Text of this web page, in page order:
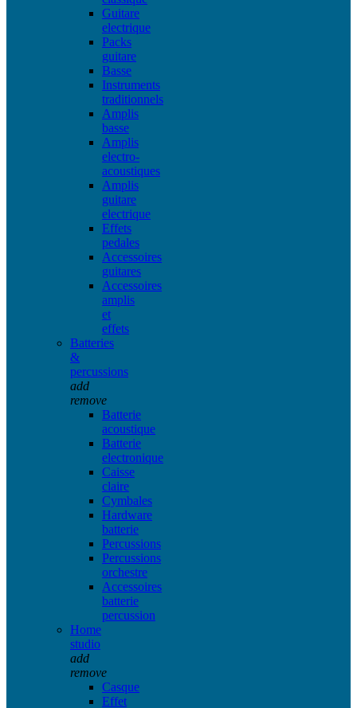
Guitare
electrique
Packs
guitare
Basse
Instruments
traditionnels
Amplis
basse
Amplis
electro-
acoustiques
Amplis
guitare
electrique
Effets
pedales
Accessoires
guitares
Accessoires
amplis
et
effets
Batteries
&
percussions
add
remove
Batterie
acoustique
Batterie
electronique
Caisse
claire
Cymbales
Hardware
batterie
Percussions
Percussions
orchestre
Accessoires
batterie
percussion
Home
studio
add
remove
Casque
Effet